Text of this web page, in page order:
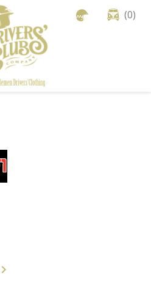
shopping_cart (0)

